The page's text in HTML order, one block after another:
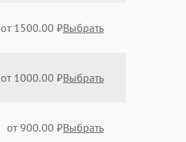
от 1500.00 ₽Выбрать
от 1000.00 ₽Выбрать
от 900.00 ₽Выбрать